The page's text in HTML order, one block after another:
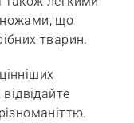
ножами, що
тварин.